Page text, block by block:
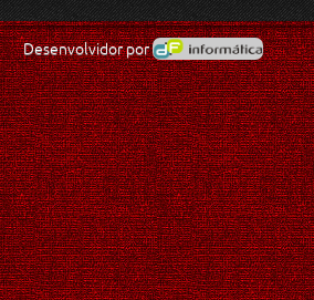
Desenvolvidor por